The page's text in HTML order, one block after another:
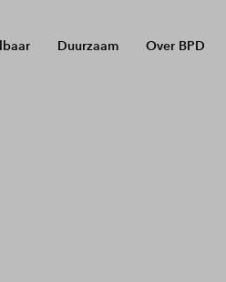
Duurzaam Over BPD